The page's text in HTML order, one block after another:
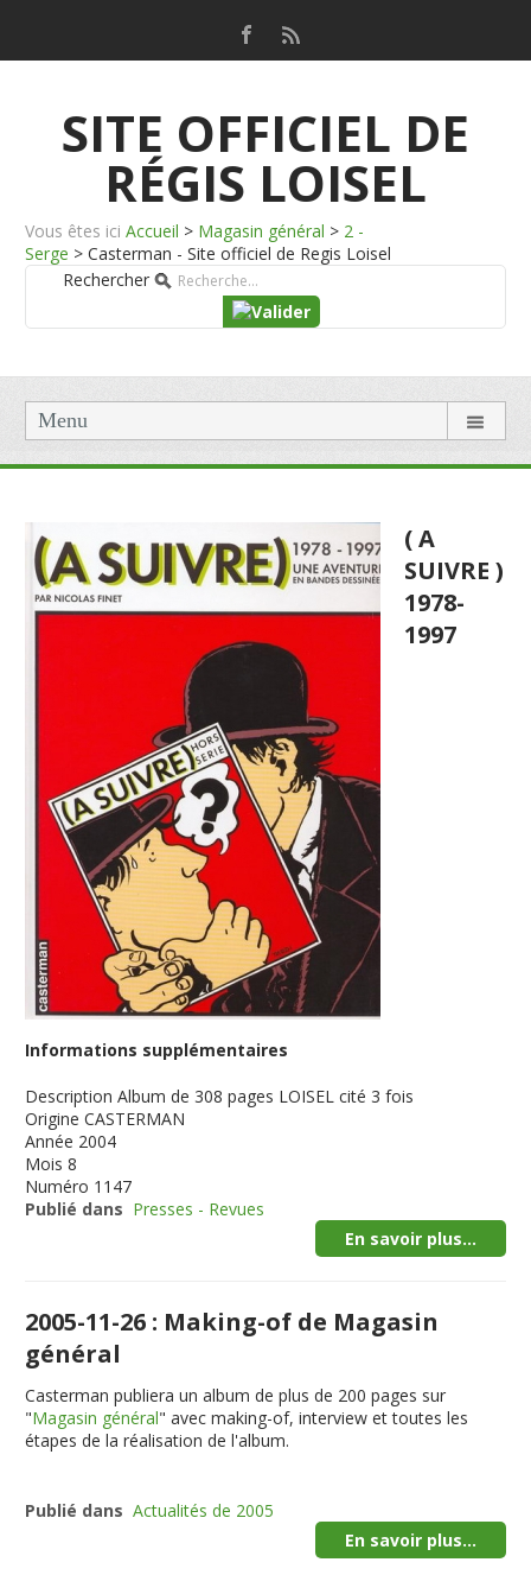
SITE OFFICIEL DE
RÉGIS LOISEL
Vous êtes ici Accueil > Magasin général > 2 -
Serge > Casterman - Site officiel de Regis Loisel
Rechercher
Menu
( A
SUIVRE )
1978-
1997
Informations supplémentaires
Description Album de 308 pages LOISEL cité 3 fois
Origine CASTERMAN
Année 2004
Mois 8
Numéro 1147
Publié dans Presses - Revues
En savoir plus...
2005-11-26 : Making-of de Magasin
général
Casterman publiera un album de plus de 200 pages sur
"Magasin général" avec making-of, interview et toutes les
étapes de la réalisation de l'album.
Publié dans Actualités de 2005
En savoir plus...